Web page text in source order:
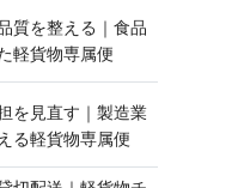
質を整える｜食品
貨 物 専 属 便
を見直す｜製造業
軽貨 物 専 属 便